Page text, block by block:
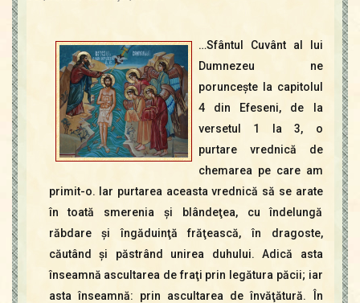
Mărgăritare
Calendar
Glosar
Repere
…Sfântul Cuvânt al lui
Dumnezeu ne
porunceşte la capitolul
4 din Efeseni, de la
versetul 1 la 3, o
purtare vrednică de
chemarea pe care am
primit-o. Iar purtarea aceasta vrednică să se arate
în toată smerenia şi blândeţea, cu îndelungă
răbdare şi îngăduinţă frăţească, în dragoste,
căutând şi păstrând unirea duhului. Adică asta
înseamnă ascultarea de fraţi prin legătura păcii; iar
asta înseamnă: prin ascultarea de învăţătură. În